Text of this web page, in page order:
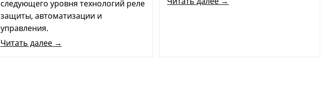
следующего уровня технологий реле
защиты, автоматизации и
управления.
Читать далее →